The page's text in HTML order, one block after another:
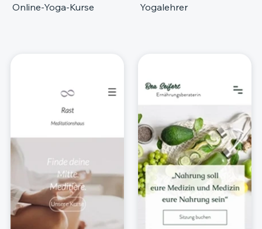
Online-Yoga-Kurse Yogalehrer